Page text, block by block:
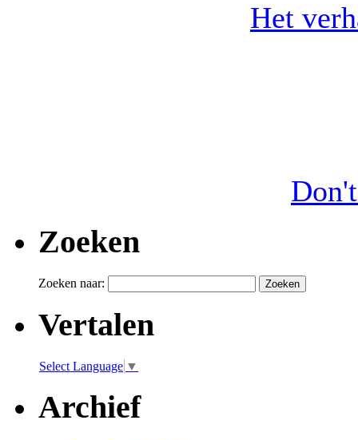
Het
Zoeken
Zoeken naar:
Vertalen
Select Language ▼
Archief